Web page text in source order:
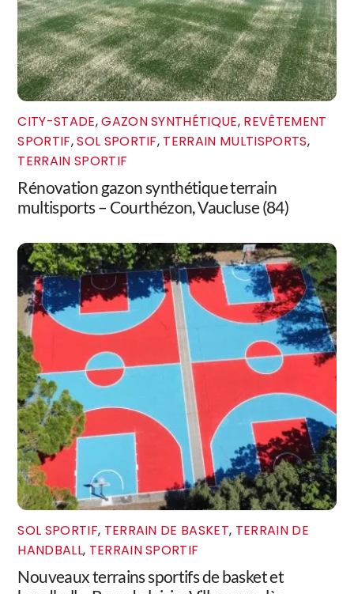
CITY-STADE,GAZON SYNTHÉTIQUE, REVÊTEMENT
SPORTIF,SOL SPORTIF, TERRAIN MULTISPORTS,
TERRAIN SPORTIF
Rénovation gazon synthétique terrain
multisports – Courthézon, Vaucluse (84)
SOL SPORTIF, TERRAIN DE BASKET, TERRAIN DE
HANDBALL, TERRAIN SPORTIF
Nouveaux terrains sportifs de basket et